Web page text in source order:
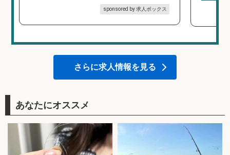
sponsored by 求人ボックス
さらに求人情報を見る
あなたにオススメ